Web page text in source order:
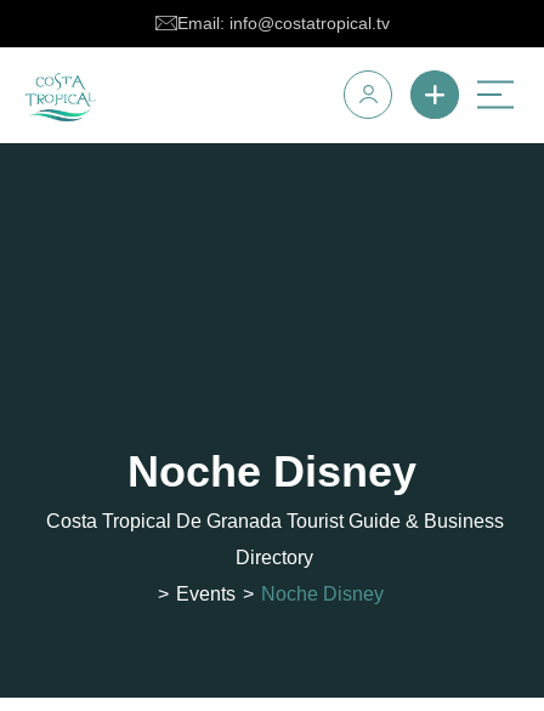
Email: info@costatropical.tv
Noche Disney
Costa Tropical De Granada Tourist Guide & Business
Directory
> Events > Noche Disney